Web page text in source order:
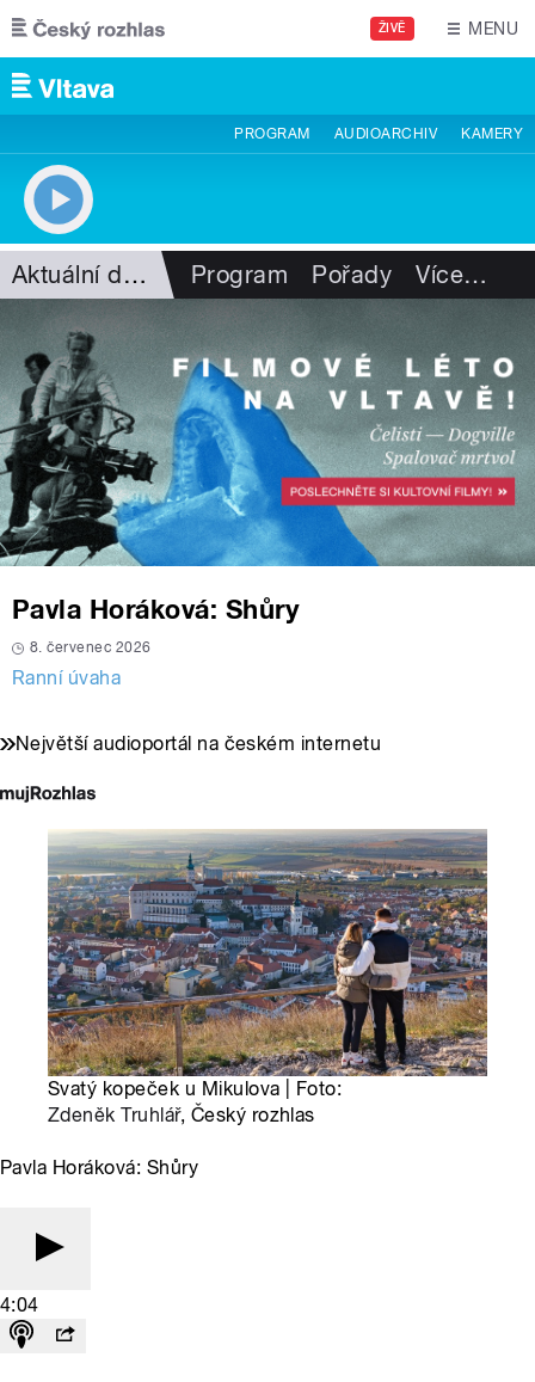
Přejít k hlavnímu obsahu
ŽIVĚ MENU
PROGRAM AUDIOARCHIV KAMERY
Aktuální dění Program Pořady Více…
Pavla Horáková: Shůry
8. červenec 2026
Ranní úvaha
Největší audioportál na českém internetu
Svatý kopeček u Mikulova | Foto:
Zdeněk Truhlář, Český rozhlas
Pavla Horáková: Shůry
4:04